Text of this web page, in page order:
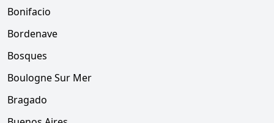
Bonifacio
Bordenave
Bosques
Boulogne Sur Mer
Bragado